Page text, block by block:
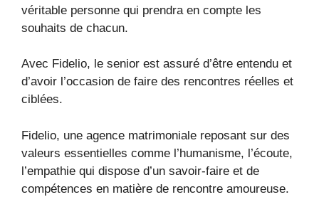
véritable personne qui prendra en compte les
souhaits de chacun.
Avec Fidelio, le senior est assuré d’être entendu et
d’avoir l’occasion de faire des rencontres réelles et
ciblées.
Fidelio, une agence matrimoniale reposant sur des
valeurs essentielles comme l’humanisme, l’écoute,
l’empathie qui dispose d’un savoir-faire et de
compétences en matière de rencontre amoureuse.